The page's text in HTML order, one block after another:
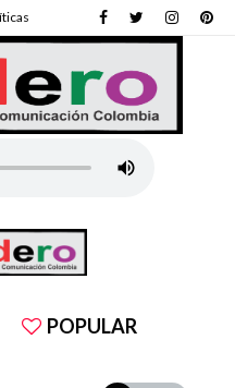
POPULAR